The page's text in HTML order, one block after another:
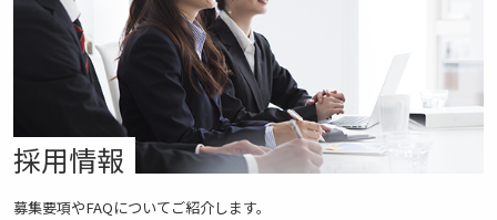
採用情報
募集要項やFAQについてご紹介します。